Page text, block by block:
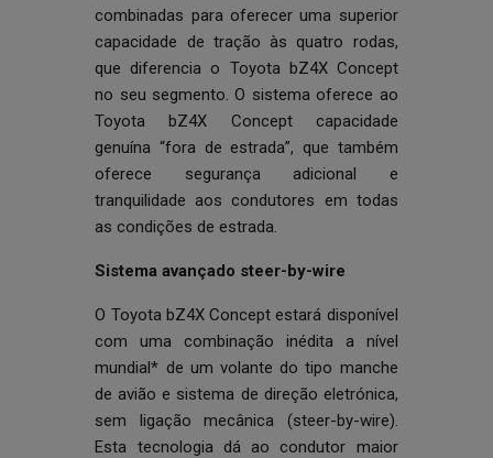
combinadas para oferecer uma superior
capacidade de tração às quatro rodas,
que diferencia o Toyota bZ4X Concept
no seu segmento. O sistema oferece ao
Toyota bZ4X Concept capacidade
genuína “fora de estrada”, que também
oferece segurança adicional e
tranquilidade aos condutores em todas
as condições de estrada.
Sistema avançado steer-by-wire
O Toyota bZ4X Concept estará disponível
com uma combinação inédita a nível
mundial* de um volante do tipo manche
de avião e sistema de direção eletrónica,
sem ligação mecânica (steer-by-wire).
Esta tecnologia dá ao condutor maior